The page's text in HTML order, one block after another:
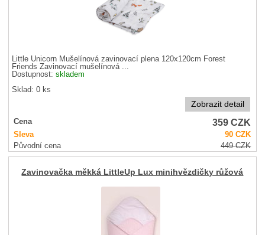
Little Unicorn Mušelínová zavinovací plena 120x120cm Forest
Friends Zavinovací mušelínová ...
Dostupnost:skladem
Sklad: 0 ks
Zobrazit detail
Cena 359CZK
Sleva 90CZK
Původní cena
449CZK
Zavinovačka měkká LittleUp Lux minihvězdičky růžová